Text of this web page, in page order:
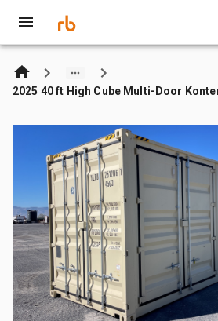
2025 40 ft High Cube Multi-Door